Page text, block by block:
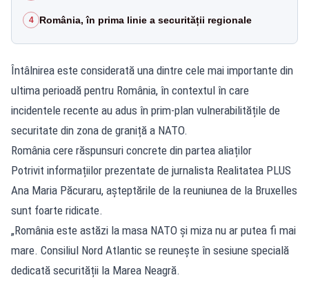
4 România, în prima linie a securității regionale
Întâlnirea este considerată una dintre cele mai importante din
ultima perioadă pentru România, în contextul în care
incidentele recente au adus în prim-plan vulnerabilitățile de
securitate din zona de graniță a NATO.
România cere răspunsuri concrete din partea aliaților
Potrivit informațiilor prezentate de jurnalista Realitatea PLUS
Ana Maria Păcuraru, așteptările de la reuniunea de la Bruxelles
sunt foarte ridicate.
„România este astăzi la masa NATO și miza nu ar putea fi mai
mare. Consiliul Nord Atlantic se reunește în sesiune specială
dedicată securității la Marea Neagră.